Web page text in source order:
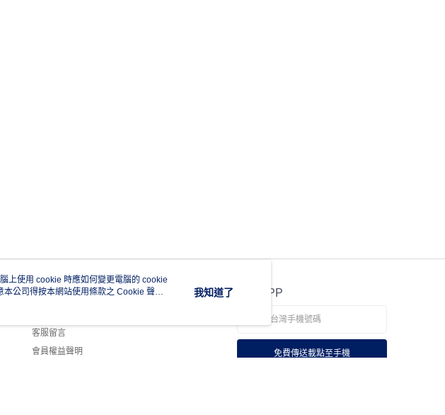
客服資訊
客服留言
會員權益聲明
官方APP
免費傳送載點至手機
上使用 cookie 時應如何變更電腦的 cookie
公司得按本網站使用條款之 Cookie 聲明
我知道了